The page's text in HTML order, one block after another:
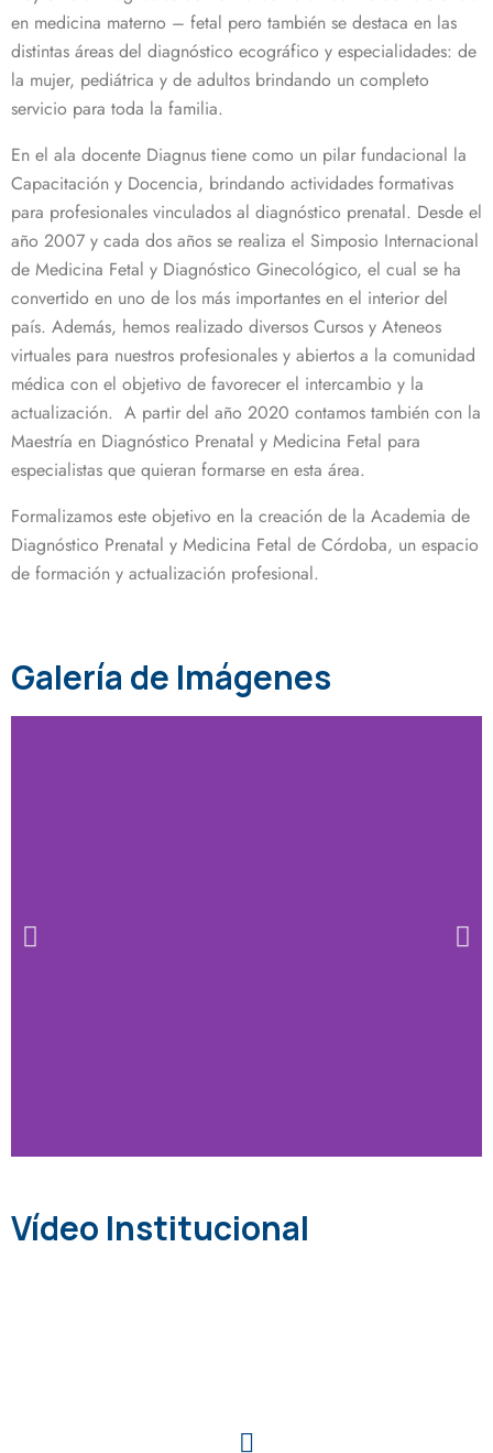
en medicina materno – fetal pero también se destaca en las
distintas áreas del diagnóstico ecográfico y especialidades: de
la mujer, pediátrica y de adultos brindando un completo
servicio para toda la familia.
En el ala docente Diagnus tiene como un pilar fundacional la
Capacitación y Docencia, brindando actividades formativas
para profesionales vinculados al diagnóstico prenatal. Desde el
año 2007 y cada dos años se realiza el Simposio Internacional
de Medicina Fetal y Diagnóstico Ginecológico, el cual se ha
convertido en uno de los más importantes en el interior del
país. Además, hemos realizado diversos Cursos y Ateneos
virtuales para nuestros profesionales y abiertos a la comunidad
médica con el objetivo de favorecer el intercambio y la
actualización. A partir del año 2020 contamos también con la
Maestría en Diagnóstico Prenatal y Medicina Fetal para
especialistas que quieran formarse en esta área.
Formalizamos este objetivo en la creación de la Academia de
Diagnóstico Prenatal y Medicina Fetal de Córdoba, un espacio
de formación y actualización profesional.
Galería de Imágenes
Vídeo Institucional